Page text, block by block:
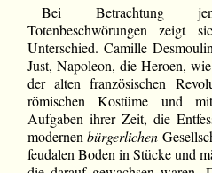
Bei Betrachtung
Totenbeschwörungen zeigt
Unterschied. Camille
Just, Napoleon, die Heroen,
der alten französischen
römischen Kostüme und
Aufgaben ihrer Zeit, die
modernenbürgerlichen
feudalen Boden in Stücke und